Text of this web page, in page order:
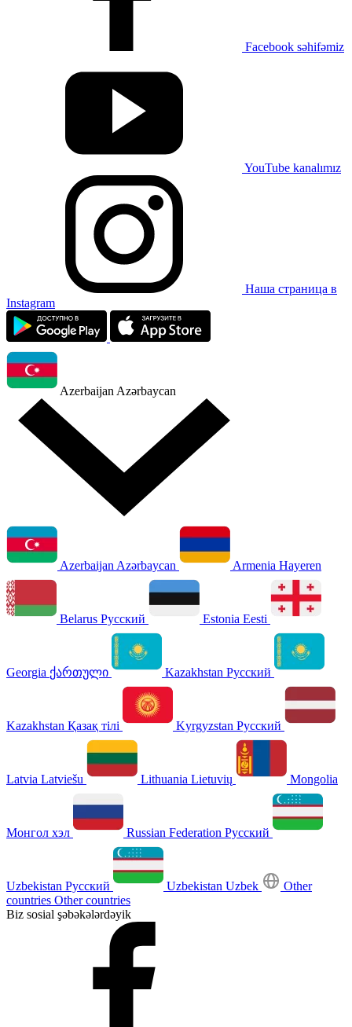
Facebook səhifəmiz
YouTube kanalımız
Наша страница в
Instagram
Azerbaijan Azərbaycan
Azerbaijan Azərbaycan Armenia Hayeren
Belarus Русский Estonia Eesti
Georgia ქართული Kazakhstan Русский
Kazakhstan Қазақ тілі Kyrgyzstan Русский
Latvia Latviešu Lithuania Lietuvių Mongolia
Монгол хэл Russian Federation Русский
Uzbekistan Русский Uzbekistan Uzbek
Other
countries Other countries
Biz sosial şəbəkələrdəyik